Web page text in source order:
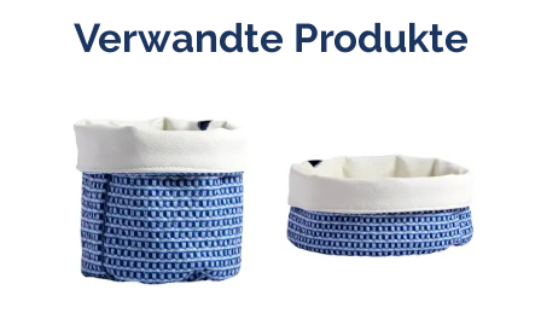
Verwandte Produkte